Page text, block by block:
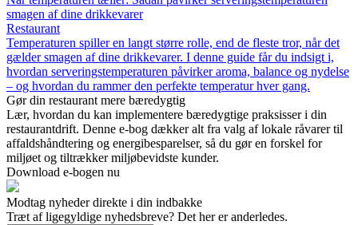
smagen af dine drikkevarer
Restaurant
Temperaturen spiller en langt større rolle, end de fleste tror, når det
gælder smagen af dine drikkevarer. I denne guide får du indsigt i,
hvordan serveringstemperaturen påvirker aroma, balance og nydelse
– og hvordan du rammer den perfekte temperatur hver gang.
Gør din restaurant mere bæredygtig
Lær, hvordan du kan implementere bæredygtige praksisser i din
restaurantdrift. Denne e-bog dækker alt fra valg af lokale råvarer til
affaldshåndtering og energibesparelser, så du gør en forskel for
miljøet og tiltrækker miljøbevidste kunder.
Download e-bogen nu
Modtag nyheder direkte i din indbakke
Træt af ligegyldige nyhedsbreve? Det her er anderledes.